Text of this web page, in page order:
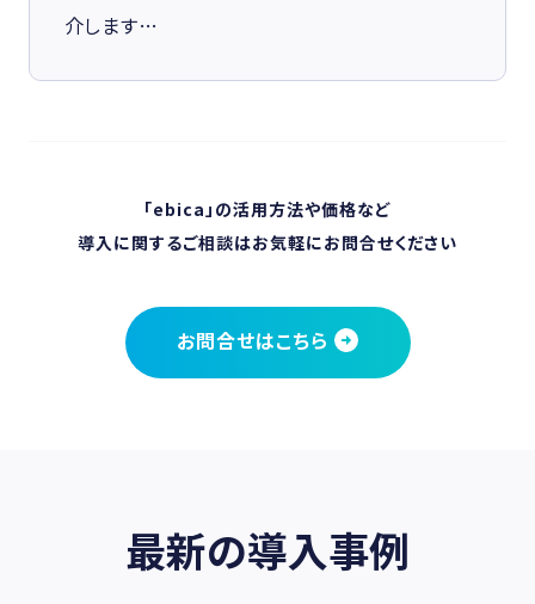
介します…
「ebica」の活用方法や価格など
導入に関するご相談はお気軽にお問合せください
お問合せはこちら
最新の導入事例